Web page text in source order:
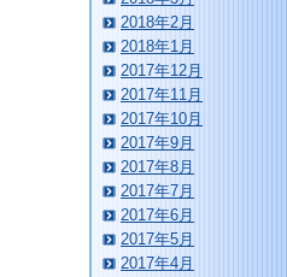
2018年2月
2018年1月
2017年12月
2017年11月
2017年10月
2017年9月
2017年8月
2017年7月
2017年6月
2017年5月
2017年4月